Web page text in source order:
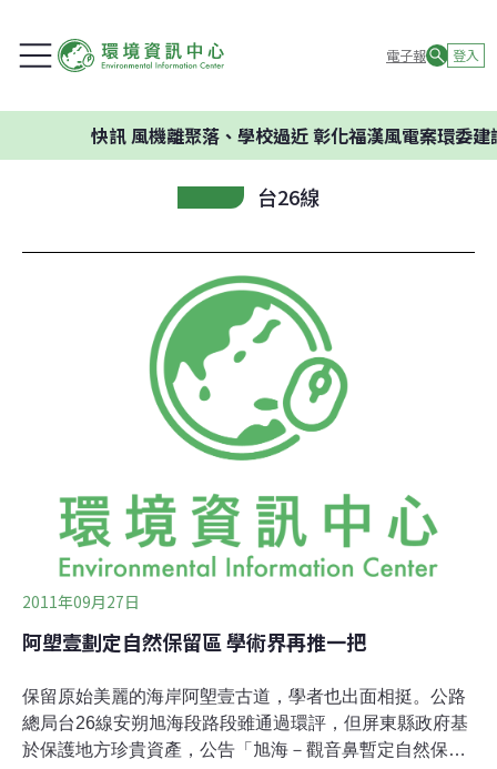
電子報 登入
風機離聚落、學校過近 彰化福漢風電案環委建議不應
台26線
2011年09月27日
阿塱壹劃定自然保留區 學術界再推一把
保留原始美麗的海岸阿塱壹古道，學者也出面相挺。公路
總局台26線安朔旭海段路段雖通過環評，但屏東縣政府基
於保護地方珍貴資產，公告「旭海－觀音鼻暫定自然保留